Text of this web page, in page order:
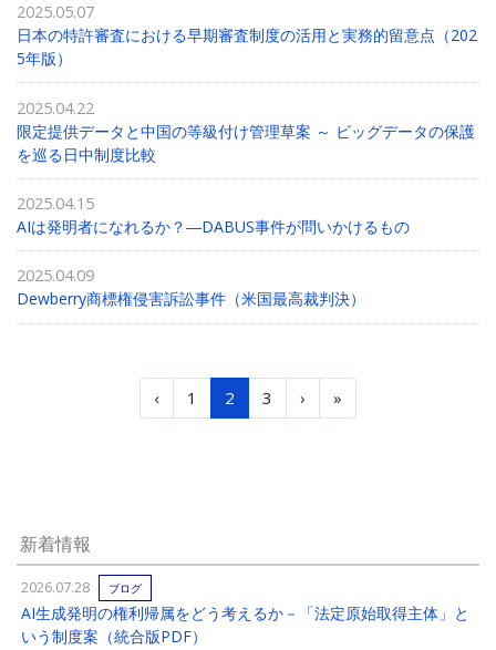
2025.05.07
日本の特許審査における早期審査制度の活用と実務的留意点（202
5年版）
2025.04.22
限定提供データと中国の等級付け管理草案 ～ ビッグデータの保護
を巡る日中制度比較
2025.04.15
AIは発明者になれるか？―DABUS事件が問いかけるもの
2025.04.09
Dewberry商標権侵害訴訟事件（米国最高裁判決）
‹ 1 2 3 › »
新着情報
2026.07.28 ブログ
AI生成発明の権利帰属をどう考えるか－「法定原始取得主体」と
いう制度案（統合版PDF）